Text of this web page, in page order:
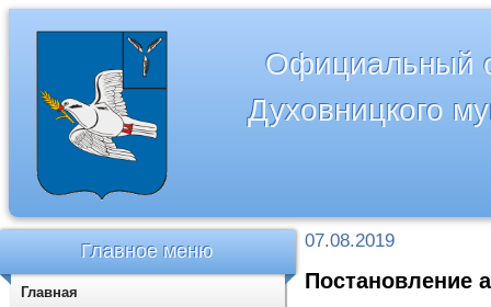
Официальный
Духовницкого
07.08.2019
Постановление
Главное меню
Главная